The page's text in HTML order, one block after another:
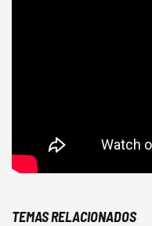
TEMAS RELACIONADOS